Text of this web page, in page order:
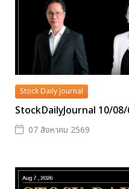
Stock Daily Journal
StockDailyJournal 10/08/
07 สิงหาคม 2569